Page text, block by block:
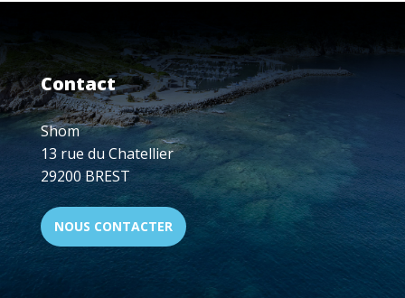
Contact
Shom
13 rue du Chatellier
29200 BREST
NOUS CONTACTER